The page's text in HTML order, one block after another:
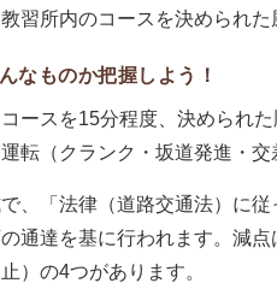
習所内のコースを決められ
なものか把握しよう！
ースを15分程度、決められ
転（クランク・坂道発進・交
、「法律（道路交通法）に
通達を基に行われます。減
）の4つがあります。